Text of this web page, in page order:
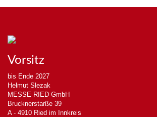
Vorsitz
bis Ende 2027
Helmut Slezak
MESSE RIED GmbH
Brucknerstarße 39
A - 4910 Ried im Innkreis